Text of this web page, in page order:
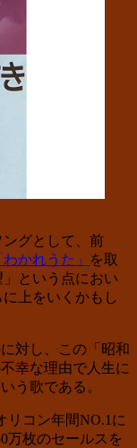
グとして、前
かれうた」 を取
という点におい
上をいくかもし
対し、この「昭和
幸な理由で人生に
う歌である。
リコン年間NO.1に
万枚のセールスを